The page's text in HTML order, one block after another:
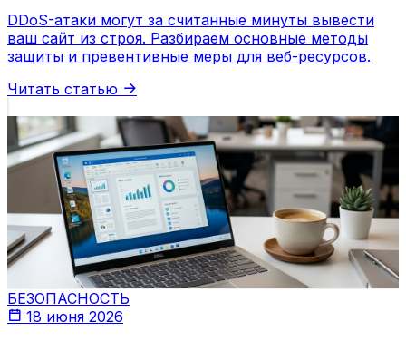
DDoS-атаки могут за считанные минуты вывести
ваш сайт из строя. Разбираем основные методы
защиты и превентивные меры для веб-ресурсов.
Читать статью
БЕЗОПАСНОСТЬ
18 июня 2026